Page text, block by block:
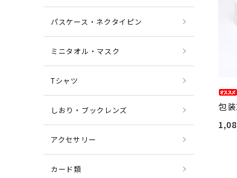
包
パスケース・ネクタイピン
ミニタオル・マスク
Tシャツ
しおり・ブックレンズ
アクセサリー
カード類